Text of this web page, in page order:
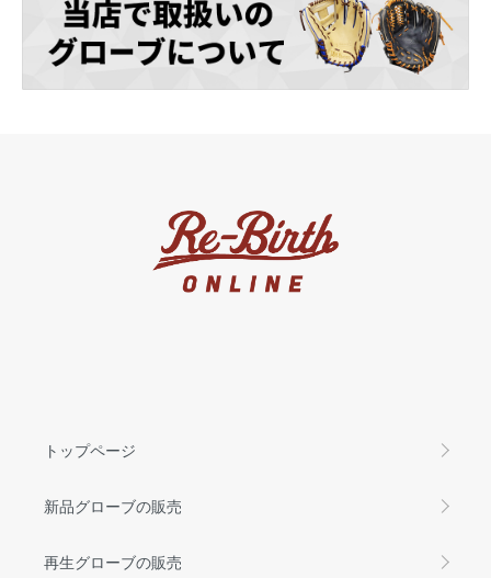
トップページ
新品グローブの販売
再生グローブの販売